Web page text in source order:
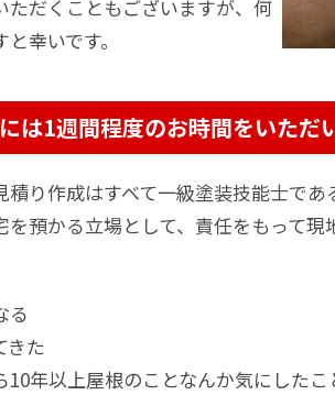
ただくこともございますが、何
幸いです。
は1週間程度のお時間をいただ
り作成はすべて一級塗装技能士であ
を預かる立場として、責任をもって
る
きた
10年以上屋根のことなんか気にしたこ